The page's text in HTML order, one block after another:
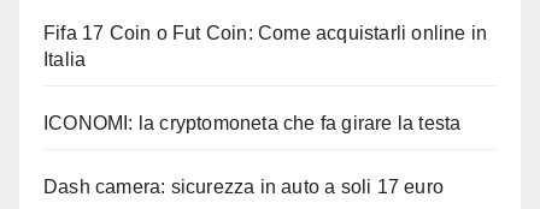
Fifa 17 Coin o Fut Coin: Come acquistarli online in
Italia
ICONOMI: la cryptomoneta che fa girare la testa
Dash camera: sicurezza in auto a soli 17 euro